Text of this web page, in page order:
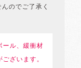
のでご了承く
ール、緩衝材
ざいます。